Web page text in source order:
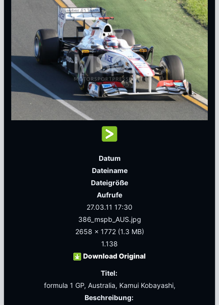
Datum
Dateiname
Dateigröße
Aufrufe
27.03.11 17:30
386_mspb_AUS.jpg
2658 x 1772 (1.3 MB)
1.138
Download Original
Titel:
formula 1 GP, Australia, Kamui Kobayashi,
Beschreibung: